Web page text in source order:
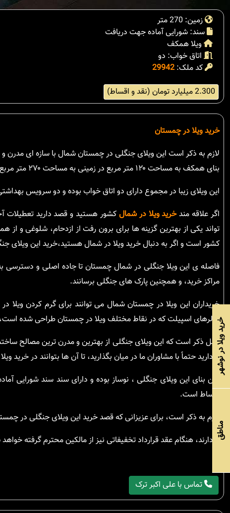
زمین: 270 متر
سند: شورایی آماده جهت دریافت
ویلا همکف
اتاق خواب: دو
کد ملک: 29942
2.300 میلیارد تومان (نقد و اقساط)
خرید ویلا در چمستان
لازم به ذکر است این ویلای جنگلی در چمستان شمال با سازه ای
بنای همکف به مساحت ۱۲۰ متر مربع در زمینی به مساحت ۲۷۰ متر مربع با چشم انداز جنگل و دریا واقع شده است.
این ویلای زیبا در مجموع دارای دو اتاق خواب بوده و دو سرویس
اگر علاقه مندخرید ویلا در شمال کشور هستید و قصد دارید تعطیلات
تواند یکی از بهترین گزینه ها برای برون رفت از ازدحام، شلوغی و
کشور است و اگر به دنبال خرید ویلا در شمال هستید،خرید این ویلای
فاصله ی این ویلا جنگلی در شمال چمستان تا جاده اصلی و دسترسی
مراکز خرید، و همچنین پارک های جنگلی برسانند.
خریداران این ویلا در چمستان شمال می توانند برای گرم کردن
کولرهای اسپیلت که در نقاط مختلف ویلا در چمستان طراحی شده است،
قابل ذکر است که این ویلای جنگلی از بهترین و مدرن ترین مصالح
را دارید حتماً با مشاوران ما در میان بگذارید، تا آن ها بتوانند در خرید
سن بنای این ویلای جنگلی ، نوساز بوده و دارای سند سند شورایی
اقساط است.
لازم به ذکر است، برای عزیزانی که قصد خرید این ویلای جنگلی در
را دارند، هنگام عقد قرارداد تخفیفاتی نیز از مالکین محترم گرفته
تماس با علی اکبر ترک
خرید ویلا در نوشهر
مناطق